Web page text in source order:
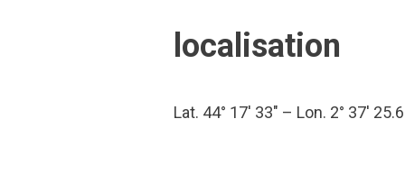
localisation
Lat. 44° 17′ 33″ – Lon. 2° 37′